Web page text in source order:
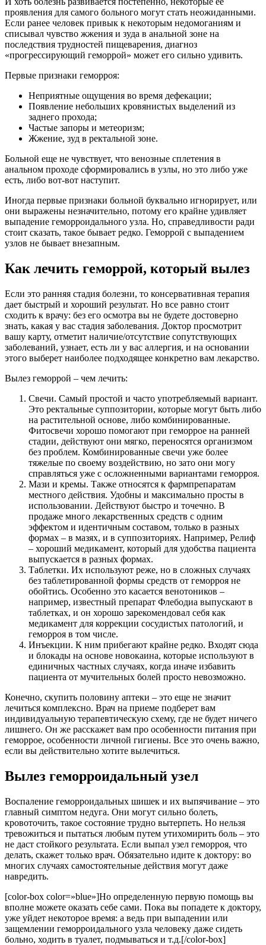
проявления для самого больного могут стать неожиданными.
Если ранее человек привык к некоторым недомоганиям и
списывал чувство жжения и зуда в анальной зоне на
последствия трудностей пищеварения, диагноз
«прогрессирующий геморрой» может его сильно удивить.
Первые признаки геморроя:
Неприятные ощущения во время дефекации;
Появление небольших кровянистых выделений из
заднего прохода;
Частые запоры и метеоризм;
Жжение, зуд в ректальной зоне.
Больной еще не чувствует, что венозные сплетения в
анальном проходе сформировались в узлы, но это либо уже
есть, либо вот-вот наступит.
Иногда первые признаки больной буквально игнорирует, или
они выражены незначительно, потому его крайне удивляет
выпадение геморроидального узла. Но, справедливости ради
стоит сказать, такое бывает редко. Геморрой с выпадением
узлов не бывает внезапным.
Как лечить геморрой, который вылез
Если это ранняя стадия болезни, то консервативная терапия
дает быстрый и хороший результат. Но все равно стоит
сходить к врачу: без его осмотра вы не будете достоверно
знать, какая у вас стадия заболевания. Доктор просмотрит
вашу карту, отметит наличие/отсутствие сопутствующих
заболеваний, узнает, есть ли у вас аллергия, и на основании
этого выберет наиболее подходящее конкретно вам лекарство.
Вылез геморрой – чем лечить:
Свечи. Самый простой и часто употребляемый вариант.
Это ректальные суппозитории, которые могут быть либо
на растительной основе, либо комбинированные.
Фитосвечи хорошо помогают при геморрое на ранней
стадии, действуют они мягко, переносятся организмом
без проблем. Комбинированные свечи уже более
тяжелые по своему воздействию, но зато они могу
справляться уже с осложненными вариантами геморроя.
Мази и кремы. Также относятся к фармпрепаратам
местного действия. Удобны и максимально просты в
использовании. Действуют быстро и точечно. В
продаже много лекарственных средств с одним
эффектом и идентичным составом, только в разных
формах – в мазях, и в суппозиториях. Например, Релиф
– хороший медикамент, который для удобства пациента
выпускается в разных формах.
Таблетки. Их используют реже, но в сложных случаях
без таблетированной формы средств от геморроя не
обойтись. Особенно это касается венотоников –
например, известный препарат Флебодиа выпускают в
таблетках, и он хорошо зарекомендовал себя как
медикамент для коррекции сосудистых патологий, и
геморроя в том числе.
Инъекции. К ним прибегают крайне редко. Входят сюда
и блокады на основе новокаина, которые используют в
единичных частных случаях, когда иначе избавить
пациента от мучительных болей просто невозможно.
Конечно, скупить половину аптеки – это еще не значит
лечиться комплексно. Врач на приеме подберет вам
индивидуальную терапевтическую схему, где не будет ничего
лишнего. Он же расскажет вам про особенности питания при
геморрое, особенности личной гигиены. Все это очень важно,
если вы действительно хотите вылечиться.
Вылез геморроидальный узел
Воспаление геморроидальных шишек и их выпячивание – это
главный симптом недуга. Они могут сильно болеть,
кровоточить, такое состояние трудно вытерпеть. Но нельзя
тревожиться и пытаться любым путем утихомирить боль – это
не даст стойкого результата. Если выпал узел геморроя, что
делать, скажет только врач. Обязательно идите к доктору: во
многих случаях самостоятельные действия могут даже
навредить.
[color-box color=»blue»]Но определенную первую помощь вы
вполне можете оказать себе сами. Пока вы попадете к доктору,
уже уйдет некоторое время: а ведь при выпадении или
защемлении геморроидального узла человеку даже сидеть
больно, ходить в туалет, подмываться и т.д.[/color-box]